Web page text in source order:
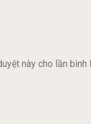
này cho lần bình